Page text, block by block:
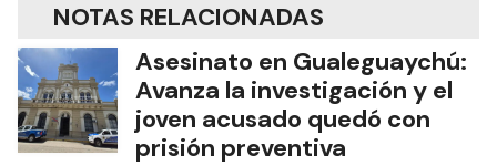
NOTAS RELACIONADAS
Asesinato en Gualeguaychú:
Avanza la investigación y el
joven acusado quedó con
prisión preventiva